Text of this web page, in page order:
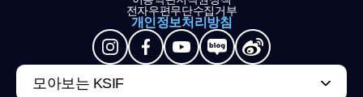
전자우편무단수집거부
개인정보처리방침
모아보는 KSIF